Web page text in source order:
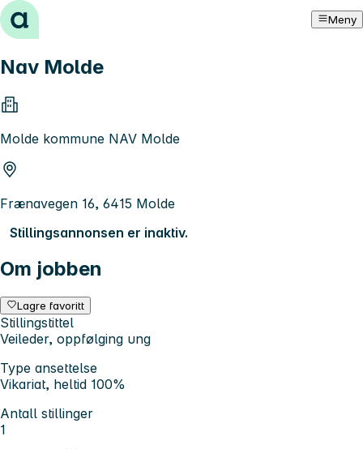
Hopp til innhold Meny
Nav Molde
Molde kommune NAV Molde
Frænavegen 16, 6415 Molde
Stillingsannonsen er inaktiv.
Om jobben
Lagre favoritt
Stillingstittel
Veileder, oppfølging ung
Type ansettelse
Vikariat, heltid 100%
Antall stillinger
1